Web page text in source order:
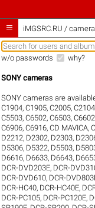
 iMGSRC.RU /
w/o passwords why?
SONY cameras
SONY cameras are
C1904,C1905,C2005,C2104
C5503,C6502,C6503,C6602
C6906,C6916,CD MAVICA,
D2212, D2302, D2303,
D5306, D5322, D5503,
D6616, D6633, D6643,
DCR-DVD203E, DCR-
DCR-DVD610, DCR-
DCR-HC40, DCR-HC40E,
DCR-PC105, DCR-PC120E,